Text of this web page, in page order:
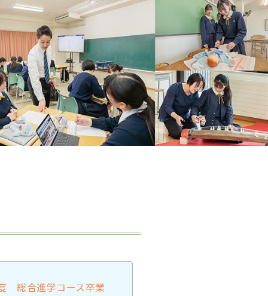
総合進学コース卒業